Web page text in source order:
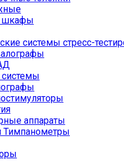
шкафы
системы стресс-
системы
аппараты
Тимпанометры